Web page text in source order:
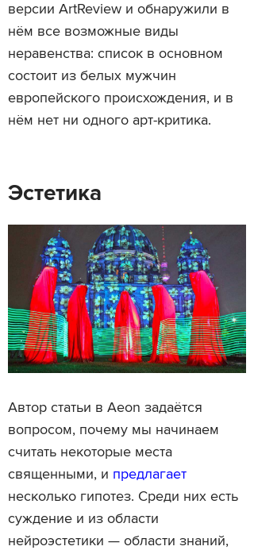
версии ArtReview и обнаружили в
нём все возможные виды
неравенства: список в основном
состоит из белых мужчин
европейского происхождения, и в
нём нет ни одного арт-критика.
Эстетика
Автор статьи в Aeon задаётся
вопросом, почему мы начинаем
считать некоторые места
священными, и предлагает
несколько гипотез. Среди них есть
суждение и из области
нейроэстетики — области знаний,